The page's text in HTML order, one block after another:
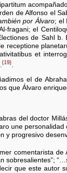
de Alfonso el
por Álvaro; el
fragani; el
de Sahl
et
{19}
el de
que Álvaro
del doctor
une
progresivo
comentarista de
que este autor